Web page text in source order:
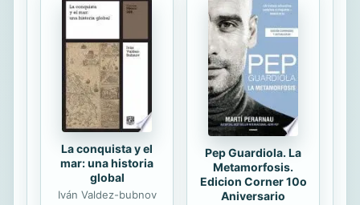
La conquista y el
mar: una historia
global
Iván Valdez-bubnov
Pep Guardiola. La
Metamorfosis.
Edicion Corner 10o
Aniversario